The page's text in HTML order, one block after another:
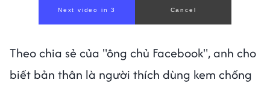
Next video in 1 Cancel
Theo chia sẻ của "ông chủ Facebook", anh cho
biết bản thân là người thích dùng kem chống